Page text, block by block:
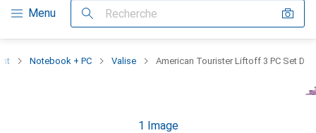
Navigation par catégorie
Menu Recherche
Notebook + PC Valise American Tourister Liftoff 3 PC Set D
1 Image